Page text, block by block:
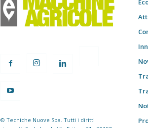
© Tecniche Nuove Spa. Tutti i diritti